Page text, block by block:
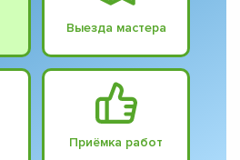
Выезда мастера
Приёмка работ